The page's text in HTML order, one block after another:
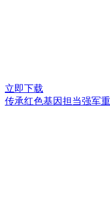
立即下载
传承红色基因担当强军